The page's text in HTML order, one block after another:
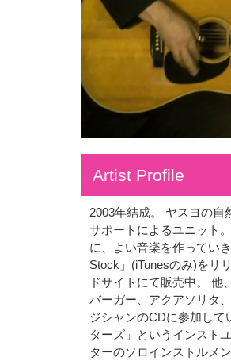
Artist Profile
2003年結成。 ヤスヨの
サポートによるユニット
に、よい音楽を作ってい
Stock」(iTunesのみ)をリ
ドサイトにて販売中。 他
バーガー、アクアソリタ
ジシャンのCDに参加し
ターズ」というインスト
ターのソロインストルメ